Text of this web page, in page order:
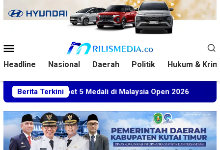
ke
Mobile
Headline Nasional Daerah Politik Hukum &
Berita Terkini
Sabet 5 Medali di Malaysia Open 2026 Kuasa